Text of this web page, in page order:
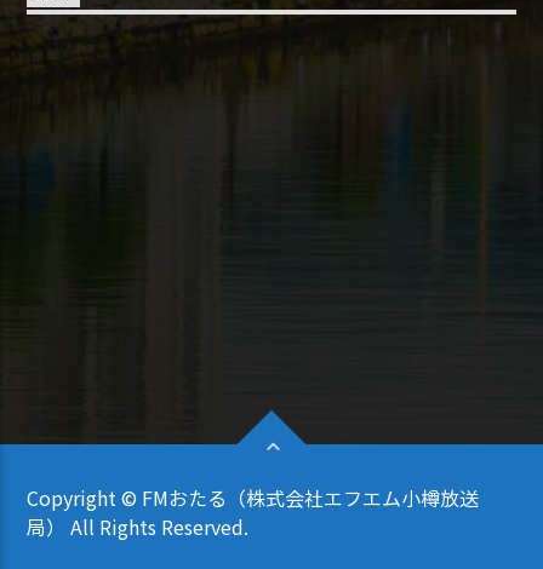
Copyright © FMおたる（株式会社エフエム小樽放送
局） All Rights Reserved.